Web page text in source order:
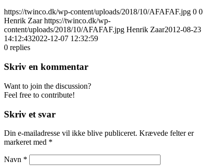
https://twinco.dk/wp-content/uploads/2018/10/AFAFAF.jpg 0 0
Henrik Zaar https://twinco.dk/wp-
content/uploads/2018/10/AFAFAF.jpg Henrik Zaar2012-08-23
14:12:432022-12-07 12:32:59
0 replies
Skriv en kommentar
Want to join the discussion?
Feel free to contribute!
Skriv et svar
Din e-mailadresse vil ikke blive publiceret. Krævede felter er
markeret med *
Navn *